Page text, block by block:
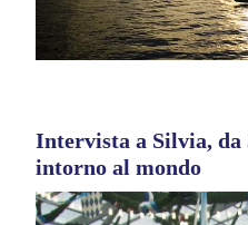
Intervista a Silvia, da
intorno al mondo